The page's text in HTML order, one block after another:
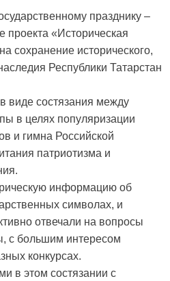
празднику –
«Историческая
сохранение исторического,
Республики Татарстан
виде состязания между
в целях популяризации
и гимна Российской
патриотизма и
информацию об
символах, и
отвечали на вопросы
с большим интересом
конкурсах.
в этом состязании с